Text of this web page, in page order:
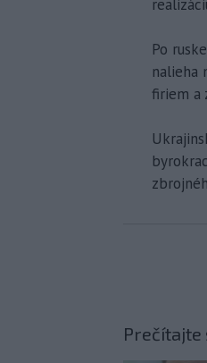
Po
nalieha
firiem a
Prečítajte